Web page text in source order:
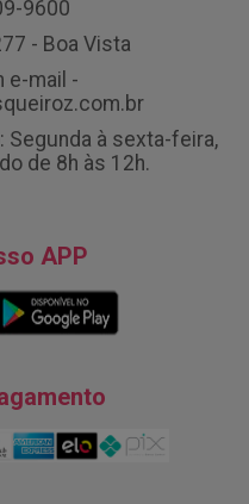
9600
- Boa Vista
e-mail -
Segunda à sexta-feira,
de 8h às 12h.
APP